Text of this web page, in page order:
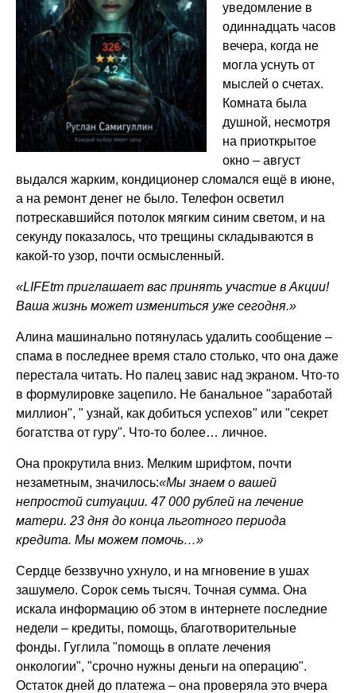
уведомление в
одиннадцать часов
вечера, когда не
могла уснуть от
мыслей о счетах.
Комната была
душной, несмотря
на приоткрытое
окно – август
выдался жарким, кондиционер сломался ещё в июне,
а на ремонт денег не было. Телефон осветил
потрескавшийся потолок мягким синим светом, и на
секунду показалось, что трещины складываются в
какой-то узор, почти осмысленный.
«LIFEtm приглашает вас принять участие в Акции!
Ваша жизнь может измениться уже сегодня.»
Алина машинально потянулась удалить сообщение –
спама в последнее время стало столько, что она даже
перестала читать. Но палец завис над экраном. Что-то
в формулировке зацепило. Не банальное "заработай
миллион", " узнай, как добиться успехов" или "секрет
богатства от гуру". Что-то более… личное.
Она прокрутила вниз. Мелким шрифтом, почти
незаметным, значилось:«Мы знаем о вашей
непростой ситуации. 47 000 рублей на лечение
матери. 23 дня до конца льготного периода
кредита. Мы можем помочь…»
Сердце беззвучно ухнуло, и на мгновение в ушах
зашумело. Сорок семь тысяч. Точная сумма. Она
искала информацию об этом в интернете последние
недели – кредиты, помощь, благотворительные
фонды. Гуглила "помощь в оплате лечения
онкологии", "срочно нужны деньги на операцию".
Остаток дней до платежа – она проверяла это вчера